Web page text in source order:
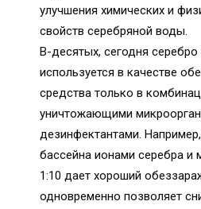
улучшения химических и
свойств серебряной воды.
В-десятых, сегодня
используется в качестве
средства только в
уничтожающими
дезинфектантами.
бассейна ионами серебра и
1:10 дает хороший
одновременно позволяет